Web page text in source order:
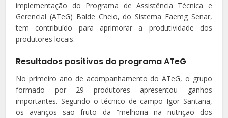
implementação do Programa de Assistência Técnica e
Gerencial (ATeG) Balde Cheio, do Sistema Faemg Senar,
tem contribuído para aprimorar a produtividade dos
produtores locais.
Resultados positivos do programa ATeG
No primeiro ano de acompanhamento do ATeG, o grupo
formado por 29 produtores apresentou ganhos
importantes. Segundo o técnico de campo Igor Santana,
os avanços são fruto da “melhoria na nutrição dos